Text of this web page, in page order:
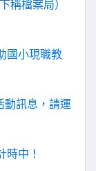
稱檔案局）
國小現職教
動訊息，請運
時中！